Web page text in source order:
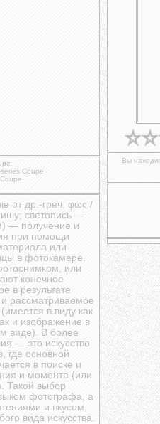
Coupe
от др.-греч. φως /
светопись —
— получение и
при помощи
или
в фотокамере.
или
конечное
в результате
рассматриваемое
в виду как
и изображение в
виде). В более
— это искусство
где основной
в поиске и
и момента (или
Такой выбор
фотографа, а
и вкусом,
вида искусства.
Вы